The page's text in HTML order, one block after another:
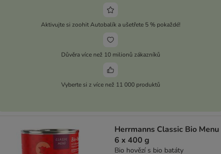
Aktivujte si zoohit Autobalík a ušetřete 5 % pokaždé!
Důvěra více než 10 milionů zákazníků
Vyberte si z více než 11 000 produktů
Herrmanns Classic Bio Menu
6 x 400 g
Bio hovězí s bio batáty